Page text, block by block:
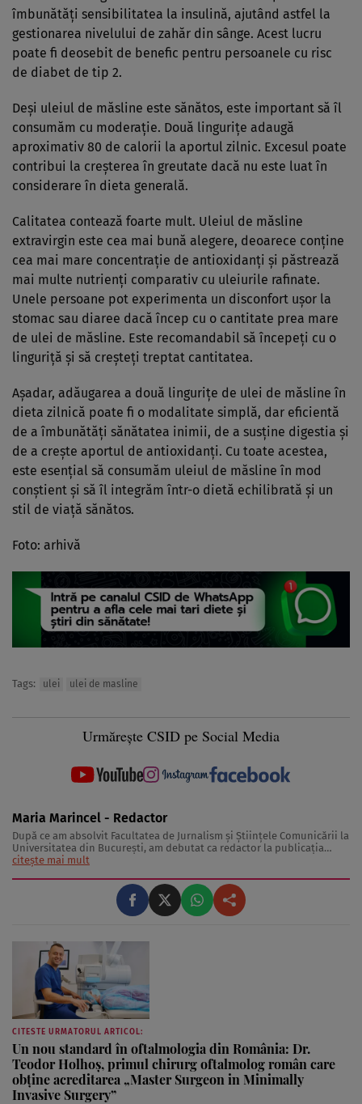
îmbunătăți sensibilitatea la insulină, ajutând astfel la
gestionarea nivelului de zahăr din sânge. Acest lucru
poate fi deosebit de benefic pentru persoanele cu risc
de diabet de tip 2.
Deși uleiul de măsline este sănătos, este important să îl
consumăm cu moderație. Două lingurițe adaugă
aproximativ 80 de calorii la aportul zilnic. Excesul poate
contribui la creșterea în greutate dacă nu este luat în
considerare în dieta generală.
Calitatea contează foarte mult. Uleiul de măsline
extravirgin este cea mai bună alegere, deoarece conține
cea mai mare concentrație de antioxidanți și păstrează
mai multe nutrienți comparativ cu uleiurile rafinate.
Unele persoane pot experimenta un disconfort ușor la
stomac sau diaree dacă încep cu o cantitate prea mare
de ulei de măsline. Este recomandabil să începeți cu o
linguriță și să creșteți treptat cantitatea.
Așadar, adăugarea a două lingurițe de ulei de măsline în
dieta zilnică poate fi o modalitate simplă, dar eficientă
de a îmbunătăți sănătatea inimii, de a susține digestia și
de a crește aportul de antioxidanți. Cu toate acestea,
este esențial să consumăm uleiul de măsline în mod
conștient și să îl integrăm într-o dietă echilibrată și un
stil de viață sănătos.
Foto: arhivă
Tags: ulei ulei de masline
Urmărește CSID pe Social Media
Maria Marincel - Redactor
După ce am absolvit Facultatea de Jurnalism și Științele Comunicării la
Universitatea din București, am debutat ca redactor la publicația
Spynews, unde am dobândit și cunoștințe de social media. De-a
citește mai mult
CITESTE URMATORUL ARTICOL:
Un nou standard în oftalmologia din România: Dr.
Teodor Holhoș, primul chirurg oftalmolog român care
obține acreditarea „Master Surgeon in Minimally
Invasive Surgery”